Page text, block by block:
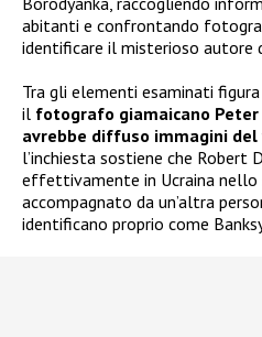
abitanti e confrontando
identificare il misterioso autore
Tra gli elementi esaminati
il fotografo giamaicano Peter
avrebbe diffuso immagini
l’inchiesta sostiene che Robert
effettivamente in Ucraina nello
accompagnato da un’altra
identificano proprio come